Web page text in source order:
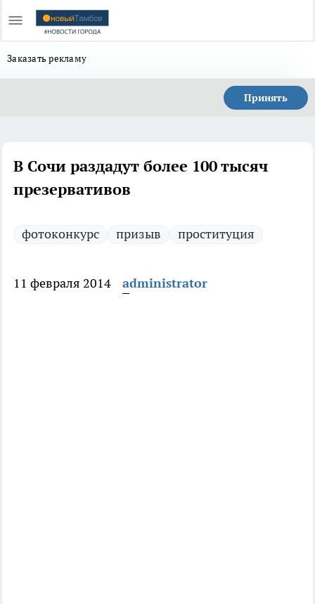
Заказать рекламу
Принять
В Сочи раздадут более 100 тысяч
презервативов
фотоконкурс призыв проституция
11 февраля 2014 administrator